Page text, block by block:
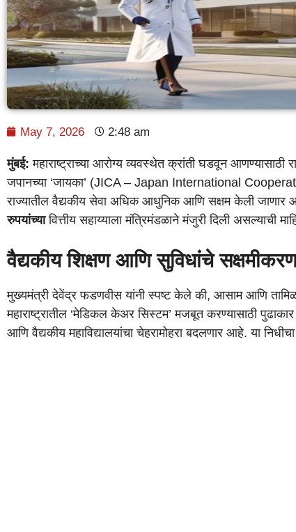
May 7, 2026 2:48 am
मुंबई: महाराष्ट्राच्या आरोग्य व्यवस्थेत क्रांती घडवून
जपानच्या ‘जायका’ (JICA – Japan International
राज्यातील वैद्यकीय सेवा अधिक आधुनिक आणि सक्षम केली जाणार
रुपयांच्यावित्तीय सहाय्याला मंत्रिमंडळाने मंजुरी दिली असल्याची
वैद्यकीय शिक्षण आणि सुविधांचे
मुख्यमंत्री देवेंद्र फडणवीस यांनी स्पष्ट केले की, आसाम आणि
महाराष्ट्रातील ‘मेडिकल केअर सिस्टम’ मजबूत करण्यासाठी
आणि वैद्यकीय महाविद्यालयांचा चेहरामोहरा बदलणार आहे. या